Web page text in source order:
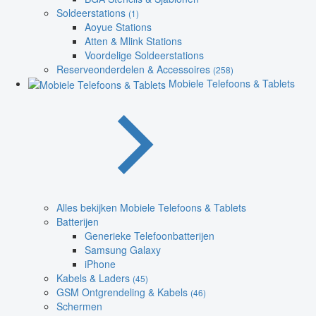
Soldeerstations (1)
Aoyue Stations
Atten & Mlink Stations
Voordelige Soldeerstations
Reserveonderdelen & Accessoires (258)
Mobiele Telefoons & Tablets
Alles bekijken Mobiele Telefoons & Tablets
Batterijen
Generieke Telefoonbatterijen
Samsung Galaxy
iPhone
Kabels & Laders (45)
GSM Ontgrendeling & Kabels (46)
Schermen